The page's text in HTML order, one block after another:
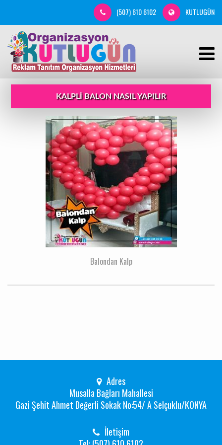
(507) 610 6102 KUTLUGÜN
KALPLI BALON NASIL YAPILIR
Balondan Kalp
Adres
Musalla Bağları Mahallesi
Gazi Şehit Ahmet Değerli Sokak No:54/ A Selçuklu/KONYA
İletişim